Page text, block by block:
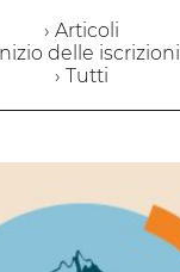
› Articoli
delle iscrizioni
› Tutti